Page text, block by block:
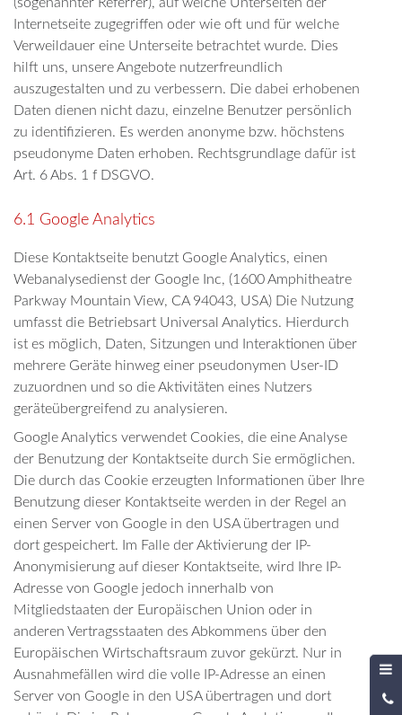
Internetseite zugegriffen oder wie oft und für welche
Verweildauer eine Unterseite betrachtet wurde. Dies
hilft uns, unsere Angebote nutzerfreundlich
auszugestalten und zu verbessern. Die dabei erhobenen
Daten dienen nicht dazu, einzelne Benutzer persönlich
zu identifizieren. Es werden anonyme bzw. höchstens
pseudonyme Daten erhoben. Rechtsgrundlage dafür ist
Art. 6 Abs. 1 f DSGVO.
6.1 Google Analytics
Diese Kontaktseite benutzt Google Analytics, einen
Webanalysedienst der Google Inc, (1600 Amphitheatre
Parkway Mountain View, CA 94043, USA) Die Nutzung
umfasst die Betriebsart Universal Analytics. Hierdurch
ist es möglich, Daten, Sitzungen und Interaktionen über
mehrere Geräte hinweg einer pseudonymen User-ID
zuzuordnen und so die Aktivitäten eines Nutzers
geräteübergreifend zu analysieren.
Google Analytics verwendet Cookies, die eine Analyse
der Benutzung der Kontaktseite durch Sie ermöglichen.
Die durch das Cookie erzeugten Informationen über Ihre
Benutzung dieser Kontaktseite werden in der Regel an
einen Server von Google in den USA übertragen und
dort gespeichert. Im Falle der Aktivierung der IP-
Anonymisierung auf dieser Kontaktseite, wird Ihre IP-
Adresse von Google jedoch innerhalb von
Mitgliedstaaten der Europäischen Union oder in
anderen Vertragsstaaten des Abkommens über den
Europäischen Wirtschaftsraum zuvor gekürzt. Nur in
Ausnahmefällen wird die volle IP-Adresse an einen
Server von Google in den USA übertragen und dort